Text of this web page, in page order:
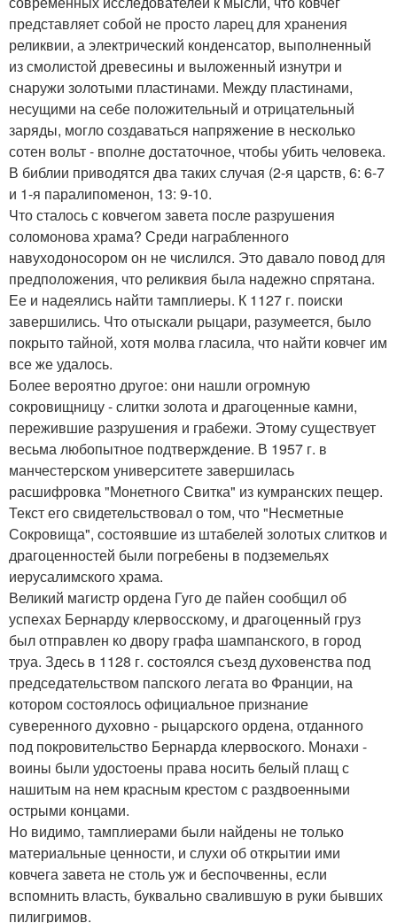
представляет собой не просто ларец для хранения
реликвии, а электрический конденсатор, выполненный
из смолистой древесины и выложенный изнутри и
снаружи золотыми пластинами. Между пластинами,
несущими на себе положительный и отрицательный
заряды, могло создаваться напряжение в несколько
сотен вольт - вполне достаточное, чтобы убить человека.
В библии приводятся два таких случая (2-я царств, 6: 6-7
и 1-я паралипоменон, 13: 9-10.
Что сталось с ковчегом завета после разрушения
соломонова храма? Среди награбленного
навуходоносором он не числился. Это давало повод для
предположения, что реликвия была надежно спрятана.
Ее и надеялись найти тамплиеры. К 1127 г. поиски
завершились. Что отыскали рыцари, разумеется, было
покрыто тайной, хотя молва гласила, что найти ковчег им
все же удалось.
Более вероятно другое: они нашли огромную
сокровищницу - слитки золота и драгоценные камни,
пережившие разрушения и грабежи. Этому существует
весьма любопытное подтверждение. В 1957 г. в
манчестерском университете завершилась
расшифровка "Монетного Свитка" из кумранских пещер.
Текст его свидетельствовал о том, что "Несметные
Сокровища", состоявшие из штабелей золотых слитков и
драгоценностей были погребены в подземельях
иерусалимского храма.
Великий магистр ордена Гуго де пайен сообщил об
успехах Бернарду клервосскому, и драгоценный груз
был отправлен ко двору графа шампанского, в город
труа. Здесь в 1128 г. состоялся съезд духовенства под
председательством папского легата во Франции, на
котором состоялось официальное признание
суверенного духовно - рыцарского ордена, отданного
под покровительство Бернарда клервоского. Монахи -
воины были удостоены права носить белый плащ с
нашитым на нем красным крестом с раздвоенными
острыми концами.
Но видимо, тамплиерами были найдены не только
материальные ценности, и слухи об открытии ими
ковчега завета не столь уж и беспочвенны, если
вспомнить власть, буквально свалившую в руки бывших
пилигримов.